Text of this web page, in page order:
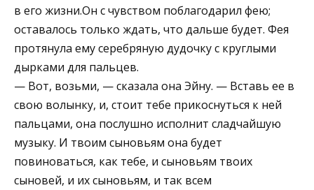
в его жизни.Он с чувством поблагодарил фею;
оставалось только ждать, что дальше будет. Фея
протянула ему серебряную дудочку с круглыми
дырками для пальцев.
— Вот, возьми, — сказала она Эйну. — Вставь ее в
свою волынку, и, стоит тебе прикоснуться к ней
пальцами, она послушно исполнит сладчайшую
музыку. И твоим сыновьям она будет
повиноваться, как тебе, и сыновьям твоих
сыновей, и их сыновьям, и так всем